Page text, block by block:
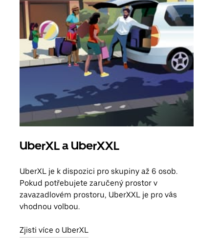
UberXL a UberXXL
UberXL je k dispozici pro skupiny až 6 osob.
Pokud potřebujete zaručený prostor v
zavazadlovém prostoru, UberXXL je pro vás
vhodnou volbou.
Zjisti více o UberXL